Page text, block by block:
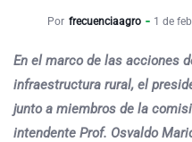
Por frecuenciaagro 1 de
En el marco de las acciones
infraestructura rural, el
junto a miembros de la
intendente Prof. Osvaldo